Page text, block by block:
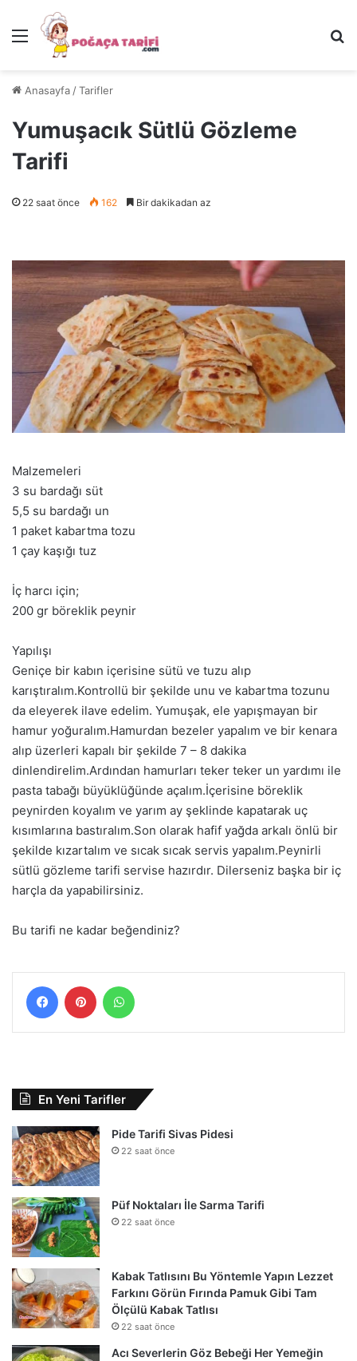
Menü
Anasayfa /Tarifler
Yumuşacık Sütlü Gözleme
Tarifi
22 saat önce 162 Bir dakikadan az
Malzemeleri
3 su bardağı süt
5,5 su bardağı un
1 paket kabartma tozu
1 çay kaşığı tuz
İç harcı için;
200 gr böreklik peynir
Yapılışı
Geniçe bir kabın içerisine sütü ve tuzu alıp
karıştıralım.Kontrollü bir şekilde unu ve kabartma tozunu
da eleyerek ilave edelim. Yumuşak, ele yapışmayan bir
hamur yoğuralım.Hamurdan bezeler yapalım ve bir kenara
alıp üzerleri kapalı bir şekilde 7 – 8 dakika
dinlendirelim.Ardından hamurları teker teker un yardımı ile
pasta tabağı büyüklüğünde açalım.İçerisine böreklik
peynirden koyalım ve yarım ay şeklinde kapatarak uç
kısımlarına bastıralım.Son olarak hafif yağda arkalı önlü bir
şekilde kızartalım ve sıcak sıcak servis yapalım.Peynirli
sütlü gözleme tarifi servise hazırdır. Dilerseniz başka bir iç
harçla da yapabilirsiniz.
Bu tarifi ne kadar beğendiniz?
FacebookPinterest
En Yeni Tarifler
Pide Tarifi Sivas Pidesi
22 saat önce
Püf Noktaları İle Sarma Tarifi
22 saat önce
Kabak Tatlısını Bu Yöntemle Yapın Lezzet
Farkını Görün Fırında Pamuk Gibi Tam
Ölçülü Kabak Tatlısı
22 saat önce
Acı Severlerin Göz Bebeği Her Yemeğin